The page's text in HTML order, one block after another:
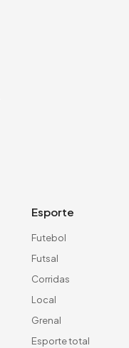
Esporte
Futebol
Futsal
Corridas
Local
Grenal
Esporte total